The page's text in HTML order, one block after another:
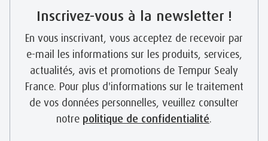
Inscrivez-vous à la newsletter !
En vous inscrivant, vous acceptez de recevoir par
e-mail les informations sur les produits, services,
actualités, avis et promotions de Tempur Sealy
France. Pour plus d'informations sur le traitement
de vos données personnelles, veuillez consulter
notre politique de confidentialité.